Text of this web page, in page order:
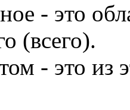
- это
(всего).
- это из